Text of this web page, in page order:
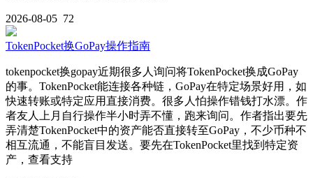
2026-08-05 72
TokenPocket换GoPay操作指南
tokenpocket换gopay近期很多人询问将TokenPocket换成GoPay
的事。TokenPocket能连接各种链，GoPay在特定场景好用，如
快速转账或特定应用直接消费。很多人怕操作错钱打水漂。作
者友人上月自行操作半小时弄不懂，跑来询问。作者指出要先
弄清楚TokenPocket中的资产能否直接转至GoPay，不少币种不
相互流通，不能盲目发送。要先在TokenPocket里找到特定资
产，查看支持